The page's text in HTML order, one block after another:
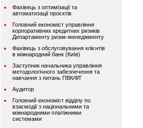
Фахівець з оптимізації та
автоматизації проєктів
Головний економіст управління
корпоративних кредитних ризиків
Департаменту ризик-менеджменту
Фахівець з обслуговування клієнтів
в міжнародний банк (Київ)
Заступник начальника управління
методологічного забезпечення та
навчання з питань ПВК/ФТ
Аудитор
Головний економіст відділу по
взаємодії з національними та
міжнародними платіжними
системами